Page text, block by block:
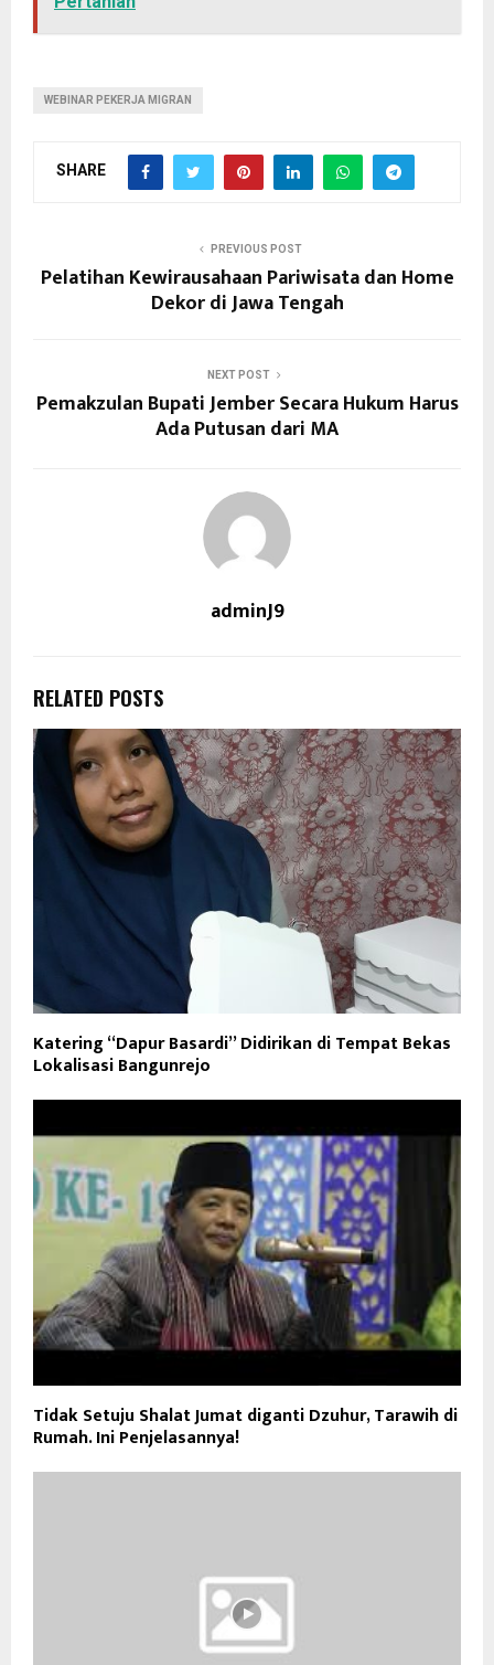
WEBINAR PEKERJA MIGRAN
SHARE
PREVIOUS POST
Pelatihan Kewirausahaan Pariwisata dan Home
Dekor di Jawa Tengah
NEXT POST
Pemakzulan Bupati Jember Secara Hukum Harus
Ada Putusan dari MA
adminJ9
RELATED POSTS
Katering “Dapur Basardi” Didirikan di Tempat Bekas
Lokalisasi Bangunrejo
Tidak Setuju Shalat Jumat diganti Dzuhur, Tarawih di
Rumah. Ini Penjelasannya!